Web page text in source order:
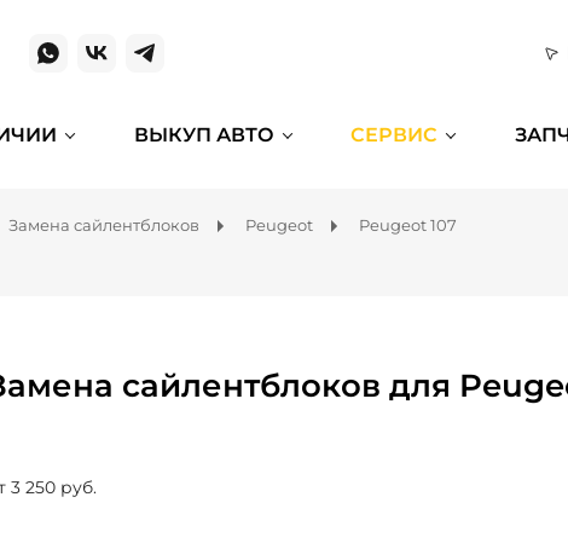
ВЫКУП АВТО СЕРВИС
Замена сайлентблоков Peugeot Peugeot 107
сайлентблоков для
3 250 руб.